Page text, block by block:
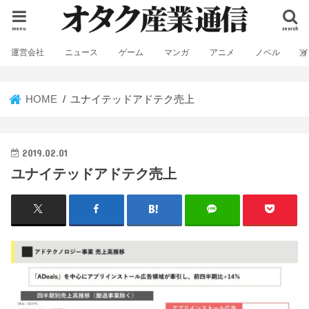
search
menu
運営会社 ニュース ゲーム マンガ アニメ ノベル
HOME ユナイテッドアドテク売上
2019.02.01
ユナイテッドアドテク売上